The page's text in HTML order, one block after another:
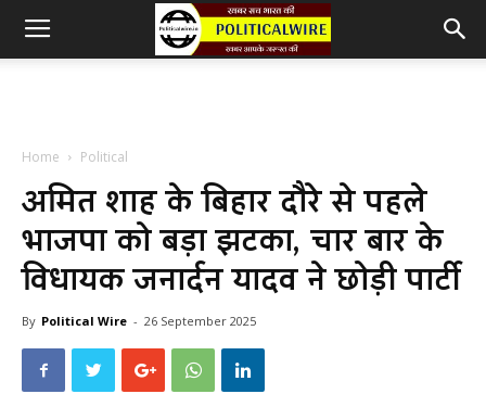
Home Political
अमित शाह के बिहार दौरे से पहले
भाजपा को बड़ा झटका, चार बार के
विधायक जनार्दन यादव ने छोड़ी पार्टी
By Political Wire - 26 September 2025